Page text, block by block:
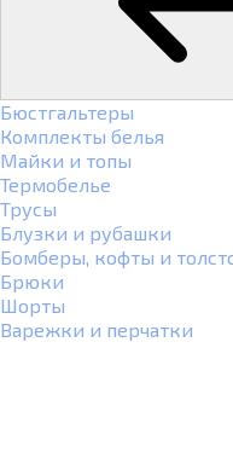
Бюстгальтеры
Комплекты белья
Майки и топы
Термобелье
Трусы
Блузки и рубашки
Бомберы, кофты и
Брюки
Шорты
Варежки и перчатки